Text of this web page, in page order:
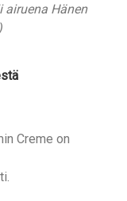
airuena Hänen
Creme on